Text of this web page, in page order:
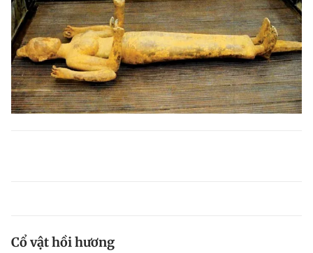
Cổ vật hồi hương